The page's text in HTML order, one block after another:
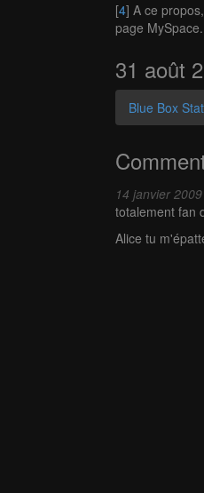
[4] A ce
page
31 août
Blue Box
14 janvier 2009
totalement fan
Alice tu